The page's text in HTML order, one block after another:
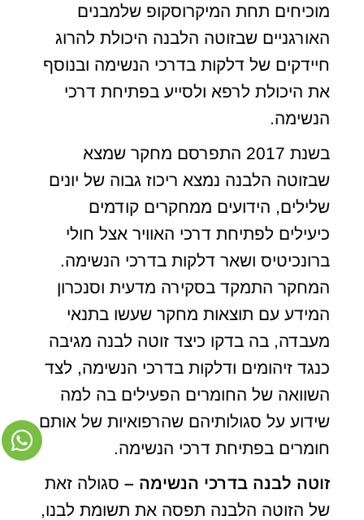
מוכיחים תחת המיקרוסקופ שלמבנים
האורגניים שבזוטה הלבנה היכולת להרוג
חיידקים של דלקות בדרכי הנשימה ובנוסף
את היכולת לרפא ולסייע בפתיחת דרכי
הנשימה.
בשנת 2017 התפרסם מחקר שמצא
שבזוטה הלבנה נמצא ריכוז גבוה של יונים
שלילים, הידועים ממחקרים קודמים
כיעילים לפתיחת דרכי האוויר אצל חולי
ברונכיטיס ושאר דלקות בדרכי הנשימה.
המחקר התמקד בסקירה מדעית וסנכרון
המידע עם תוצאות מחקר שעשו בתנאי
מעבדה, בה בדקו כיצד זוטה לבנה מגיבה
כנגד זיהומים ודלקות בדרכי הנשימה, לצד
השוואה של החומרים הפעילים בה למה
שידוע על סגולותיהם שהרפואיות של אותם
חומרים בפתיחת דרכי הנשימה.
זוטה לבנה בדרכי הנשימה – סגולה זאת
של הזוטה הלבנה תפסה את תשומת לבנו,